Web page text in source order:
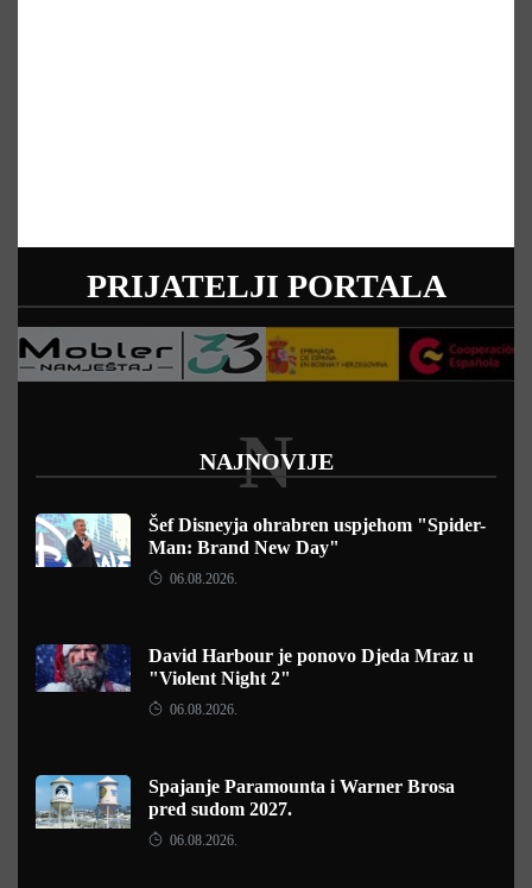
PRIJATELJI PORTALA
NAJNOVIJE
N
Šef Disneyja ohrabren uspjehom "Spider-
Man: Brand New Day"
06.08.2026.
David Harbour je ponovo Djeda Mraz u
"Violent Night 2"
06.08.2026.
Spajanje Paramounta i Warner Brosa
pred sudom 2027.
06.08.2026.